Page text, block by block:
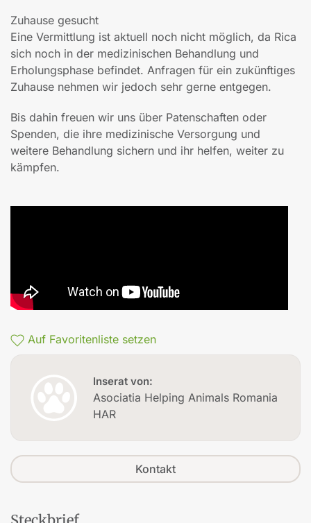
Zuhause gesucht
Eine Vermittlung ist aktuell noch nicht möglich, da Rica
sich noch in der medizinischen Behandlung und
Erholungsphase befindet. Anfragen für ein zukünftiges
Zuhause nehmen wir jedoch sehr gerne entgegen.
Bis dahin freuen wir uns über Patenschaften oder
Spenden, die ihre medizinische Versorgung und
weitere Behandlung sichern und ihr helfen, weiter zu
kämpfen.
Auf Favoritenliste setzen
Inserat von:
Asociatia Helping Animals Romania
HAR
Kontakt